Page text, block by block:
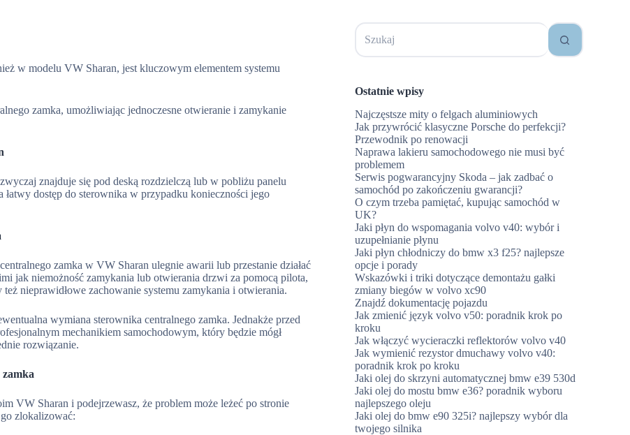
w modelu VW Sharan, jest kluczowym elementem systemu
zamka, umożliwiając jednoczesne otwieranie i zamykanie
znajduje się pod deską rozdzielczą lub w pobliżu panelu
dostęp do sterownika w przypadku konieczności jego
zamka w VW Sharan ulegnie awarii lub przestanie działać
jak niemożność zamykania lub otwierania drzwi za pomocą pilota,
nieprawidłowe zachowanie systemu zamykania i otwierania.
wymiana sterownika centralnego zamka. Jednakże przed
mechanikiem samochodowym, który będzie mógł
rozwiązanie.
VW Sharan i podejrzewasz, że problem może leżeć po stronie
zlokalizować:
Brak
wyników
Ostatnie wpisy
Najczęstsze mity o felgach aluminiowych
Jak przywrócić klasyczne Porsche do perfekcji?
Przewodnik po renowacji
Naprawa lakieru samochodowego nie musi być
problemem
Serwis pogwarancyjny Skoda – jak zadbać o
samochód po zakończeniu gwarancji?
O czym trzeba pamiętać, kupując samochód w
UK?
Jaki płyn do wspomagania volvo v40: wybór i
uzupełnianie płynu
Jaki płyn chłodniczy do bmw x3 f25? najlepsze
opcje i porady
Wskazówki i triki dotyczące demontażu gałki
zmiany biegów w volvo xc90
Znajdź dokumentację pojazdu
Jak zmienić język volvo v50: poradnik krok po
kroku
Jak włączyć wycieraczki reflektorów volvo v40
Jak wymienić rezystor dmuchawy volvo v40:
poradnik krok po kroku
Jaki olej do skrzyni automatycznej bmw e39 530d
Jaki olej do mostu bmw e36? poradnik wyboru
najlepszego oleju
Jaki olej do bmw e90 325i? najlepszy wybór dla
twojego silnika